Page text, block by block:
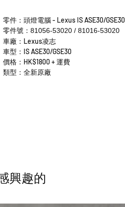
零件：頭燈電腦 - Lexus IS ASE30/GSE30
零件號：81056-53020 / 81016-53020
車廠：Lexus凌志
車型：IS ASE30/GSE30
價格：HK$1800 + 運費
類型：全新原廠
興趣的